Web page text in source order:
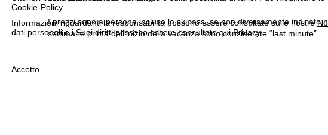
Cookie-Policy
Informazioni riguardanti la responsabilità possono essere consultate sulle nostre
dati personali e i Suoi diritti possono essere consultate quiPrivacy.
Accetto
p
I prezzi sono a persona incluso lo skipass, se non diversamente
settimane prima dell'inizio della vacanza sono considerate “last minute”.